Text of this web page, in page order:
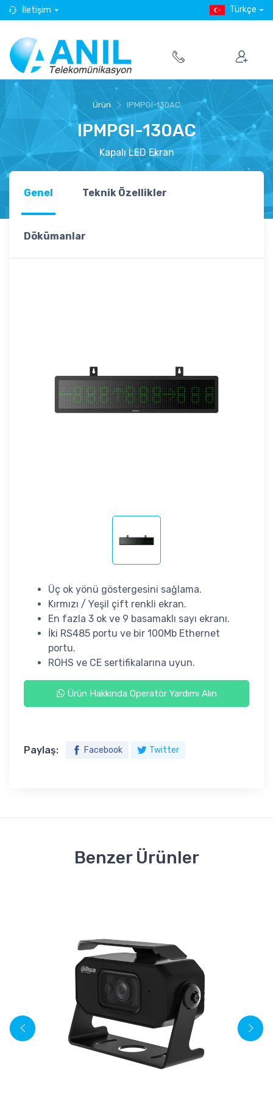
İletişim Türkçe
Ürün IPMPGI-130AC
IPMPGI-130AC
Kapalı LED Ekran
Genel Teknik Özellikler
Dökümanlar
Üç ok yönü göstergesini sağlama.
Kırmızı / Yeşil çift renkli ekran.
En fazla 3 ok ve 9 basamaklı sayı ekranı.
İki RS485 portu ve bir 100Mb Ethernet
portu.
ROHS ve CE sertifikalarına uyun.
Ürün Hakkında Operatör Yardımı Alın
Paylaş: Facebook Twitter
Benzer Ürünler